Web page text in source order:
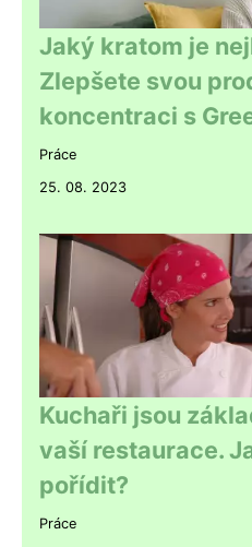
Jaký kratom je
Zlepšete svou
koncentraci s
Práce
25. 08. 2023
Kuchaři jsou
vaší restaurace.
pořídit?
Práce